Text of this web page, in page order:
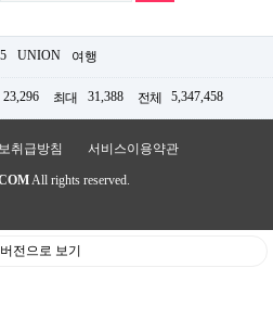
UNION 여행
23,296 최대 31,388 전체 5,347,458
취급방침 서비스이용약관
All rights reserved.
전으로 보기